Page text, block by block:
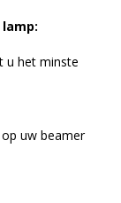
u het minste
uw beamer